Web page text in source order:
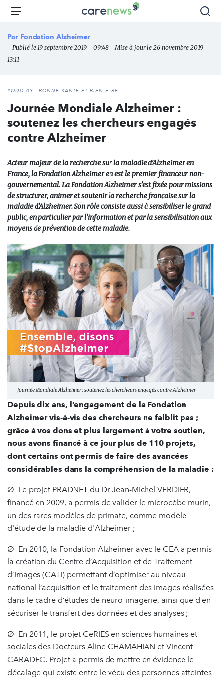
Aller
principal
Carenews,
des
Menu
Par Fondation Alzheimer
- Publié le 19 septembre 2019 - 09:48 - Mise à jour le 26 novembre 2019 -
13:11
#ODD 03 : BONNE SANTÉ ET BIEN-ÊTRE
Journée Mondiale Alzheimer :
soutenez les chercheurs engagés
contre Alzheimer
Acteur majeur de la recherche sur la maladie d’Alzheimer en
France, la Fondation Alzheimer en est le premier financeur non-
gouvernemental. La Fondation Alzheimer s’est fixée pour missions
de structurer, animer et soutenir la recherche française sur la
maladie d’Alzheimer. Son rôle consiste aussi à sensibiliser le grand
public, en particulier par l’information et par la sensibilisation aux
moyens de prévention de cette maladie.
Journée Mondiale Alzheimer : soutenez les chercheurs engagés contre Alzheimer
Depuis dix ans, l’engagement de la Fondation
Alzheimer vis-à-vis des chercheurs ne faiblit pas ;
grâce à vos dons et plus largement à votre soutien,
nous avons financé à ce jour plus de 110 projets,
dont certains ont permis de faire des avancées
considérables dans la compréhension de la maladie :
Ø Le projet PRADNET du Dr Jean-Michel VERDIER,
financé en 2009, a permis de valider le microcèbe murin,
un des rares modèles de primate, comme modèle
d'étude de la maladie d'Alzheimer ;
Ø En 2010, la Fondation Alzheimer avec le CEA a permis
la création du Centre d’Acquisition et de Traitement
d’Images (CATI) permettant d’optimiser au niveau
national l’acquisition et le traitement des images réalisées
dans le cadre d’études de neuro-imagerie, ainsi que d’en
sécuriser le transfert des données et des analyses ;
Ø En 2011, le projet CeRIES en sciences humaines et
sociales des Docteurs Aline CHAMAHIAN et Vincent
CARADEC. Projet a permis de mettre en évidence le
décalage qui existe entre le vécu des personnes atteintes